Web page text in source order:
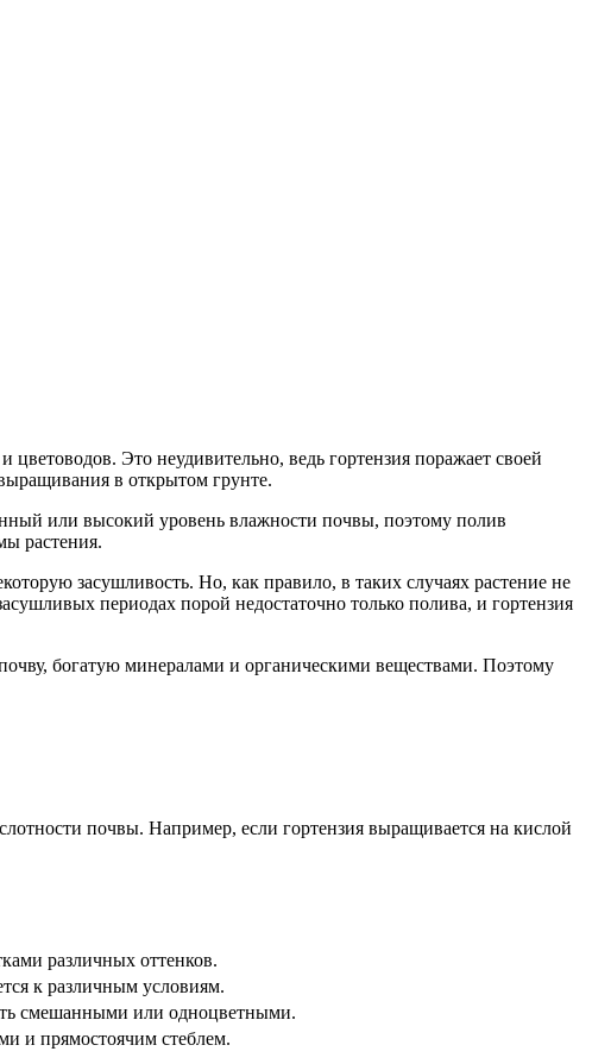
Это неудивительно, ведь гортензия поражает своей
в открытом грунте.
или высокий уровень влажности почвы, поэтому полив
растения.
засушливость. Но, как правило, в таких случаях растение не
периодах порой недостаточно только полива, и гортензия
богатую минералами и органическими веществами. Поэтому
почвы. Например, если гортензия выращивается на кислой
различных оттенков.
к различным условиям.
смешанными или одноцветными.
и прямостоячим стеблем.